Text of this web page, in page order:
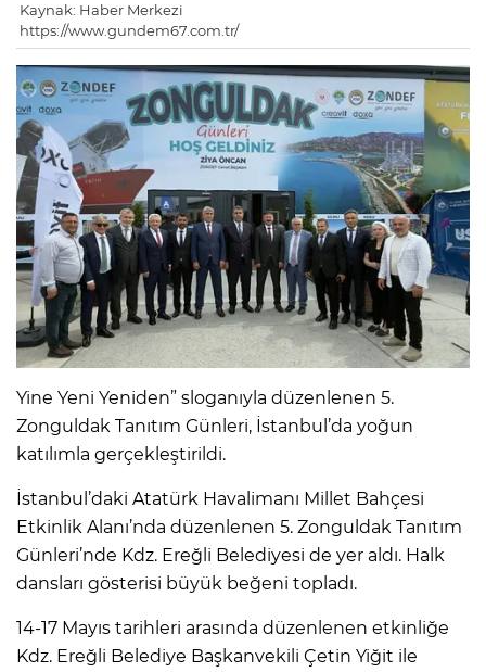
Kaynak: Haber Merkezi
https://www.gundem67.com.tr/
Yine Yeni Yeniden” sloganıyla düzenlenen 5.
Zonguldak Tanıtım Günleri, İstanbul’da yoğun
katılımla gerçekleştirildi.
İstanbul’daki Atatürk Havalimanı Millet Bahçesi
Etkinlik Alanı’nda düzenlenen 5. Zonguldak Tanıtım
Günleri’nde Kdz. Ereğli Belediyesi de yer aldı. Halk
dansları gösterisi büyük beğeni topladı.
14-17 Mayıs tarihleri arasında düzenlenen etkinliğe
Kdz. Ereğli Belediye Başkanvekili Çetin Yiğit ile